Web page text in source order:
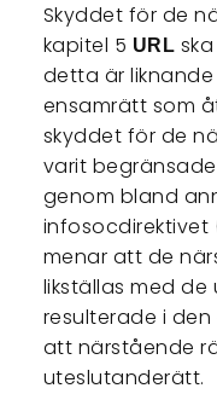
Skyddet för de
kapitel 5 URL
detta är
ensamrätt som
skyddet för de
varit
genom bland
infosocdirektivet
menar att de
likställas med
resulterade i
att närstående
uteslutanderätt.